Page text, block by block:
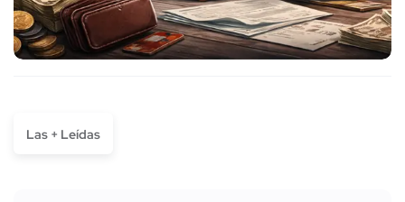
Las + Leídas